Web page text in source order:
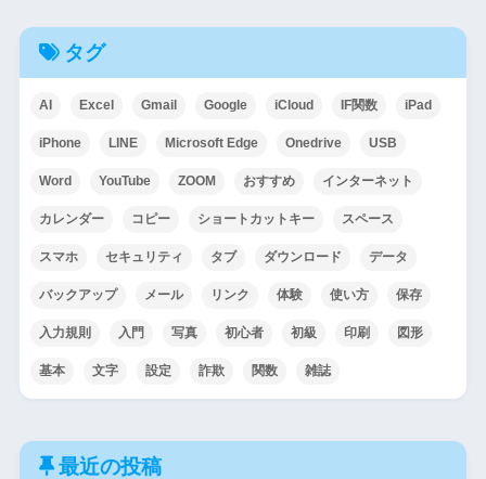
タグ
AI Excel Gmail Google iCloud IF関数 iPad
iPhone LINE Microsoft Edge Onedrive USB
Word YouTube ZOOM おすすめ インターネット
カレンダー コピー ショートカットキー スペース
スマホ セキュリティ タブ ダウンロード データ
バックアップ メール リンク 体験 使い方 保存
入力規則 入門 写真 初心者 初級 印刷 図形
基本 文字 設定 詐欺 関数 雑誌
最近の投稿